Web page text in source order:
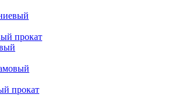
прокат
прокат